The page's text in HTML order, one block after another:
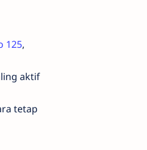
125,
aktif
tetap